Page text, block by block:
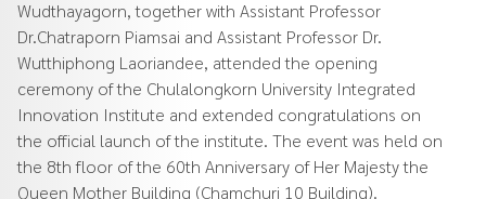
Wudthayagorn, together with Assistant Professor
Dr.Chatraporn Piamsai and Assistant Professor Dr.
Wutthiphong Laoriandee, attended the opening
ceremony of the Chulalongkorn University Integrated
Innovation Institute and extended congratulations on
the official launch of the institute. The event was held on
the 8th floor of the 60th Anniversary of Her Majesty the
Queen Mother Building (Chamchuri 10 Building).